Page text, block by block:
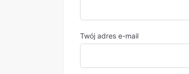
Twój adres e-mail